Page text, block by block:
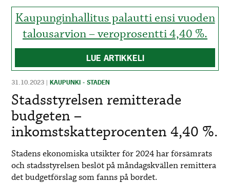
Kaupunginhallitus palautti ensi vuoden
talousarvion – veroprosentti 4,40 %.
LUE ARTIKKELI
31.10.2023 |KAUPUNKI - STADEN
Stadsstyrelsen remitterade
budgeten –
inkomstskatteprocenten 4,40 %.
Stadens ekonomiska utsikter för 2024 har försämrats
och stadsstyrelsen beslöt på måndagskvällen remittera
det budgetförslag som fanns på bordet.